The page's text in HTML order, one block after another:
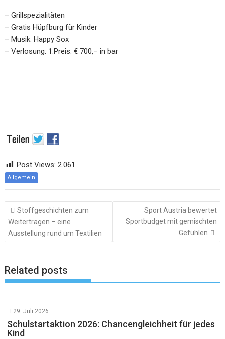
– Grillspezialitäten
– Gratis Hüpfburg für Kinder
– Musik: Happy Sox
– Verlosung: 1.Preis: € 700,– in bar
Post Views: 2.061
Allgemein
Beitragsnavigation
Stoffgeschichten zum
Weitertragen – eine
Ausstellung rund um Textilien
Sport Austria bewertet
Sportbudget mit gemischten
Gefühlen
Related posts
29. Juli 2026
Schulstartaktion 2026: Chancengleichheit für jedes
Kind